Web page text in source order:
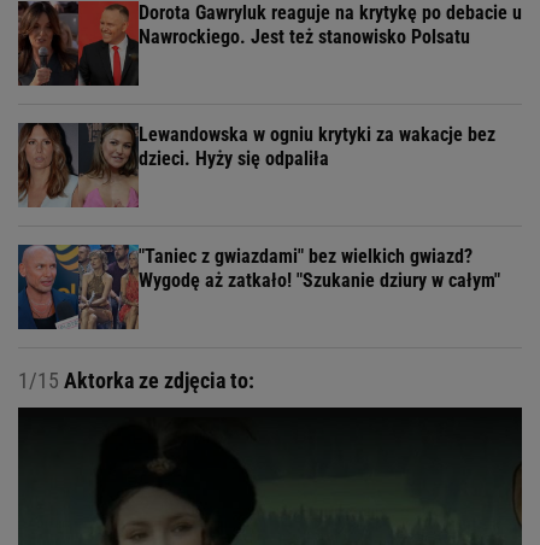
Dorota Gawryluk reaguje na krytykę po debacie u
Nawrockiego. Jest też stanowisko Polsatu
Lewandowska w ogniu krytyki za wakacje bez
dzieci. Hyży się odpaliła
"Taniec z gwiazdami" bez wielkich gwiazd?
Wygodę aż zatkało! "Szukanie dziury w całym"
1/15 Aktorka ze zdjęcia to: